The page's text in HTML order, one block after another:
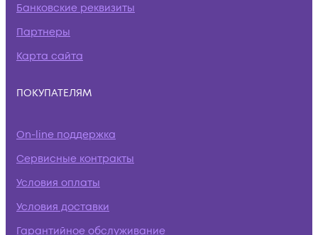
Банковские реквизиты
Партнеры
Карта сайта
ПОКУПАТЕЛЯМ
On-line поддержка
Сервисные контракты
Условия оплаты
Условия доставки
Гарантийное обслуживание